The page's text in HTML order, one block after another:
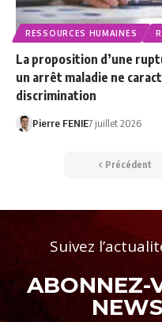
RESSOURCES HUMAINES
La proposition d’une
un arrêt maladie ne
discrimination
Pierre FENIE7 juillet 2026
Précédent
Suivez
ABONNEZ-